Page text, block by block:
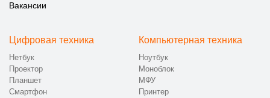
Вакансии
Цифровая техника
Нетбук
Проектор
Планшет
Смартфон
Компьютерная техника
Ноутбук
Моноблок
МФУ
Принтер